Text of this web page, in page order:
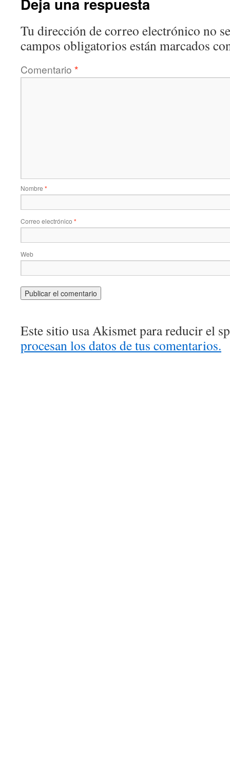
Tu dirección de correo electrónico no
campos obligatorios están marcados
Comentario *
Nombre *
Correo electrónico *
Web
Este sitio usa Akismet para reducir el
procesan los datos de tus comentarios.